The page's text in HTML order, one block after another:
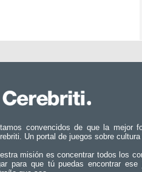
convencidos de que la mejor
Un portal de juegos sobre
misión es concentrar todos los
para que tú puedas encontrar